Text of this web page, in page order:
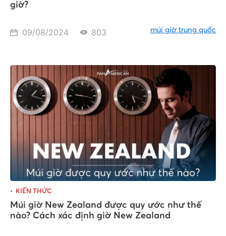
giờ?
09/08/2024 803 múi giờ trung quốc
KIẾN THỨC
Múi giờ New Zealand được quy ước như thế
nào? Cách xác định giờ New Zealand